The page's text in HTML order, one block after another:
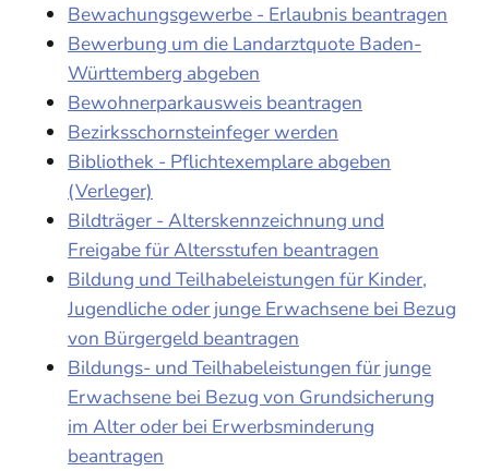
Bewachungsgewerbe - Erlaubnis beantragen
Bewerbung um die Landarztquote Baden-
Württemberg abgeben
Bewohnerparkausweis beantragen
Bezirksschornsteinfeger werden
Bibliothek - Pflichtexemplare abgeben
(Verleger)
Bildträger - Alterskennzeichnung und
Freigabe für Altersstufen beantragen
Bildung und Teilhabeleistungen für Kinder,
Jugendliche oder junge Erwachsene bei Bezug
von Bürgergeld beantragen
Bildungs- und Teilhabeleistungen für junge
Erwachsene bei Bezug von Grundsicherung
im Alter oder bei Erwerbsminderung
beantragen